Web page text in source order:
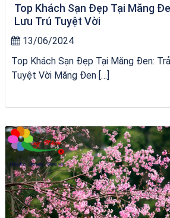
Top Khách Sạn Đẹp Tại Măng
Lưu Trú Tuyệt Vời
13/06/2024
Top Khách Sạn Đẹp Tại Măng Đen:
Tuyệt Vời Măng Đen […]
bãi tắm Quy Nhơn